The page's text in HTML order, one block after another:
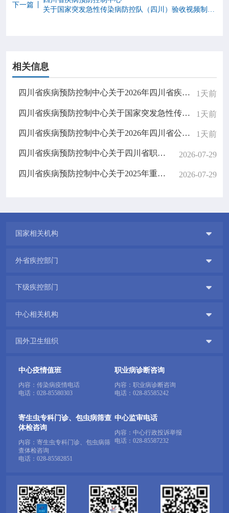
下一篇
关于国家突发急性传染病防控队（四川）验收视频制作服务采购的比选结果公告
相关信息
四川省疾病预防控制中心关于2026年四川省疾控中心重要信息系统密评服务的比选公告 1天前
四川省疾病预防控制中心关于国家突发急性传染病防控队（四川）无人机采购的比选公告 1天前
四川省疾病预防控制中心关于2026年四川省公共卫生医师规范化培训招生结果公示 1天前
四川省疾病预防控制中心关于四川省职业病防治综合管理信息系统升级改造项目的邀请结果公告 2026-07-29
四川省疾病预防控制中心关于2025年重大公共卫生服务扩大国家免疫规划项目（中央财政转移支付资金）专项审计服务的比选结果公告 2026-07-29
国家相关机构 
外省疾控部门 
下级疾控部门 
中心相关机构 
国外卫生组织 
中心疫情值班
内容：传染病疫情电话
电话： 028-85580303
职业病诊断咨询
内容：职业病诊断咨询
电话： 028-85585242
寄生虫专科门诊、包虫病筛查
体检咨询
内容：寄生虫专科门诊、包虫病筛
查体检咨询
电话： 028-85582851
中心监审电话
内容：中心行政投诉举报
电话： 028-85587232